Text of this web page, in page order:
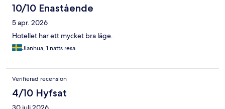
10/10 Enastående
5 apr. 2026
Hotellet har ett mycket bra läge.
Jianhua, 1 natts resa
Verifierad recension
4/10 Hyfsat